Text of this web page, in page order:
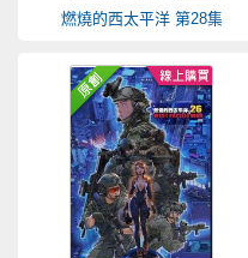
燃燒的西太平洋 第28集